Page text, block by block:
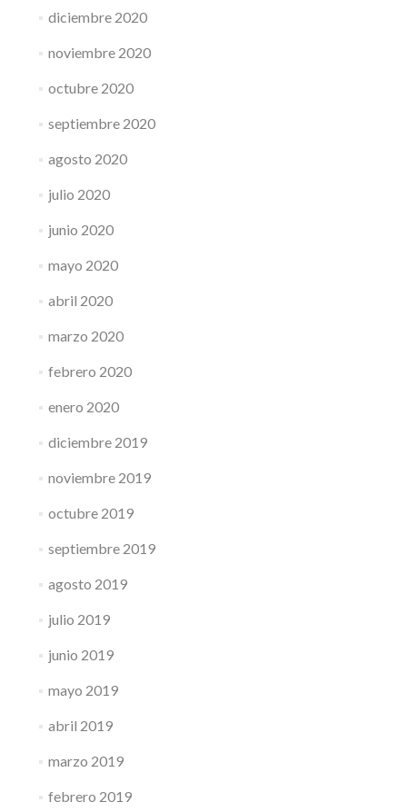
diciembre 2020
noviembre 2020
octubre 2020
septiembre 2020
agosto 2020
julio 2020
junio 2020
mayo 2020
abril 2020
marzo 2020
febrero 2020
enero 2020
diciembre 2019
noviembre 2019
octubre 2019
septiembre 2019
agosto 2019
julio 2019
junio 2019
mayo 2019
abril 2019
marzo 2019
febrero 2019